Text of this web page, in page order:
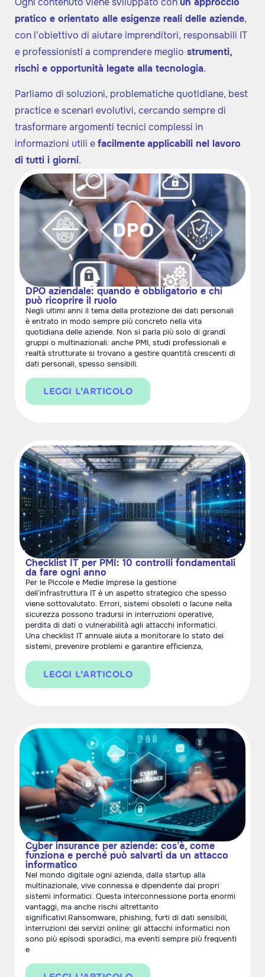
pratico e orientato alle esigenze reali delle aziende,
con l’obiettivo di aiutare imprenditori, responsabili IT
e professionisti a comprendere meglio strumenti,
rischi e opportunità legate alla tecnologia.
Parliamo di soluzioni, problematiche quotidiane, best
practice e scenari evolutivi, cercando sempre di
trasformare argomenti tecnici complessi in
informazioni utili efacilmenteapplicabili nel lavoro
di tutti i giorni.
DPO aziendale: quando è obbligatorio e chi
può ricoprire il ruolo
Negli ultimi anni il tema della protezione dei dati personali
è entrato in modo sempre più concreto nella vita
quotidiana delle aziende. Non si parla più solo di grandi
gruppi o multinazionali: anche PMI, studi professionali e
realtà strutturate si trovano a gestire quantità crescenti di
dati personali, spesso sensibili.
LEGGI L'ARTICOLO
Checklist IT per PMI: 10 controlli fondamentali
da fare ogni anno
Per le Piccole e Medie Imprese la gestione
dell’infrastruttura IT è un aspetto strategico che spesso
viene sottovalutato. Errori, sistemi obsoleti o lacune nella
sicurezza possono tradursi in interruzioni operative,
perdita di dati o vulnerabilità agli attacchi informatici.
Una checklist IT annuale aiuta a monitorare lo stato dei
sistemi, prevenire problemi e garantire efficienza,
LEGGI L'ARTICOLO
Cyber insurance per aziende: cos’è, come
funziona e perché può salvarti da un attacco
informatico
Nel mondo digitale ogni azienda, dalla startup alla
multinazionale, vive connessa e dipendente dai propri
sistemi informatici. Questa interconnessione porta enormi
vantaggi, ma anche rischi altrettanto
significativi.Ransomware, phishing, furti di dati sensibili,
interruzioni dei servizi online: gli attacchi informatici non
sono più episodi sporadici, ma eventi sempre più frequenti
e